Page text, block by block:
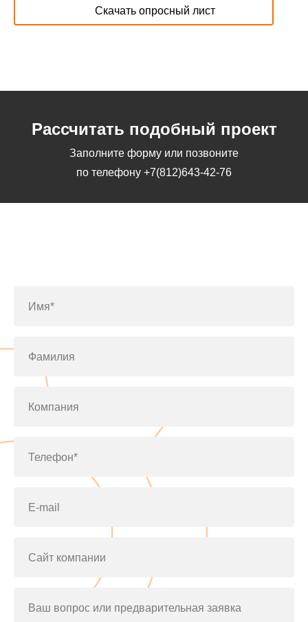
Скачать опросный лист
Рассчитать подобный проект
Заполните форму или позвоните
по телефону +7(812)643-42-76
Имя*
Фамилия
Компания
Телефон*
E-mail
Сайт компании
Ваш вопрос или предварительная заявка